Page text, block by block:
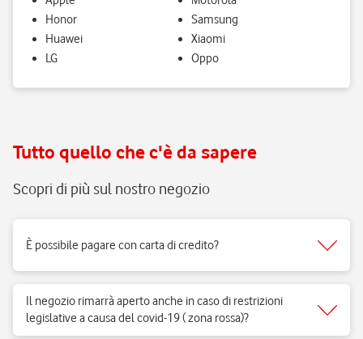
Honor
Huawei
LG
Samsung
Xiaomi
Oppo
Tutto quello che c'è da sapere
Scopri di più sul nostro negozio
È possibile pagare con carta di credito?
Il negozio rimarrà aperto anche in caso di restrizioni
legislative a causa del covid-19 ( zona rossa)?